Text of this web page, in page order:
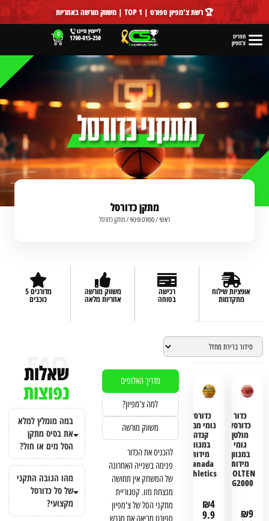
לתוכן 🏆 רשת צ'מפיון ספורט | TOP 1 | משווק מורשה באחריות
תפריט
צ'מפיון
0
מתקן כדורסל
ראשי/ספורט ופנאי/מתקן כדורסל
אופציות שילוח
מתקדמות
רכישה
בטוחה
משווק מורשה
אחריות מלאה
מדורגים 5
כוכבים
כדור
כדורסל
מולטן
גומי
במגוון
מידות
MOLTEN
BG2000
₪9
כדורסל
גומי מבית
קנדה
במגוון
מידות
Canada
Athletics
₪4
9.9
מדריך האלופים
למה צ'מפיון?
משווק מורשה
להכניס את הכדור
פנימה בשנייה האחרונה
של המשחק אין תחושה
מנצחת מזו. קטגוריית
מתקני הסל של צ'מפיון
ספורט מביאה את מגרש
שאלות
נפוצות
במה מומלץ למלא
את בסיס מתקן
הסל מים או חול?
מהו הגובה התקני
של סל כדורסל
מקצועי?